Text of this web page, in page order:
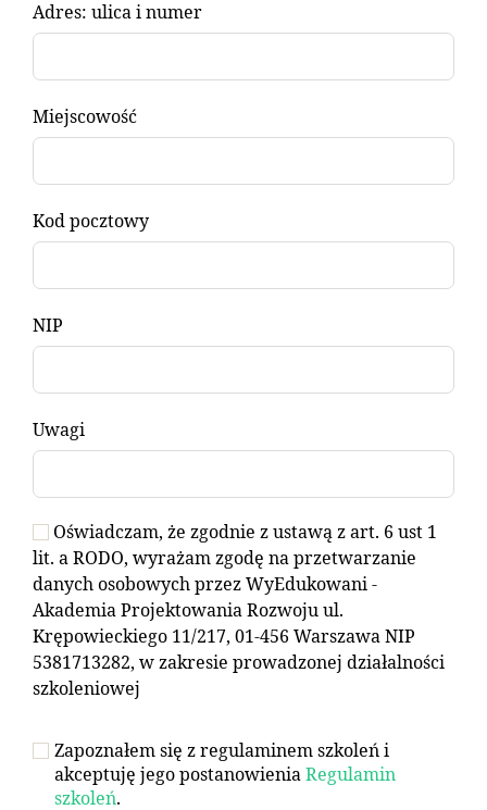
Adres: ulica i numer
Miejscowość
Kod pocztowy
NIP
Uwagi
Oświadczam, że zgodnie z ustawą z art. 6 ust 1
lit. a RODO, wyrażam zgodę na przetwarzanie
danych osobowych przez WyEdukowani -
Akademia Projektowania Rozwoju ul.
Krępowieckiego 11/217, 01-456 Warszawa NIP
5381713282, w zakresie prowadzonej działalności
szkoleniowej
Zapoznałem się z regulaminem szkoleń i
akceptuję jego postanowienia Regulamin
szkoleń.